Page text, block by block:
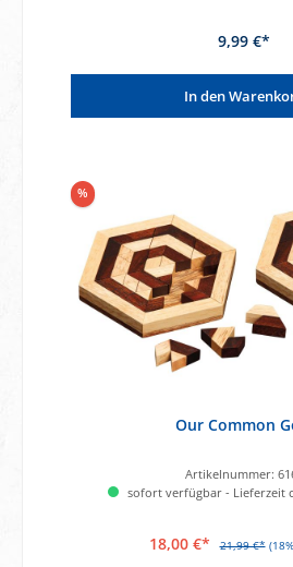
9,99 €*
In den
%
Our Common
Artikelnummer:
sofort verfügbar - Lieferzeit
18,00 €* 21,99 €*